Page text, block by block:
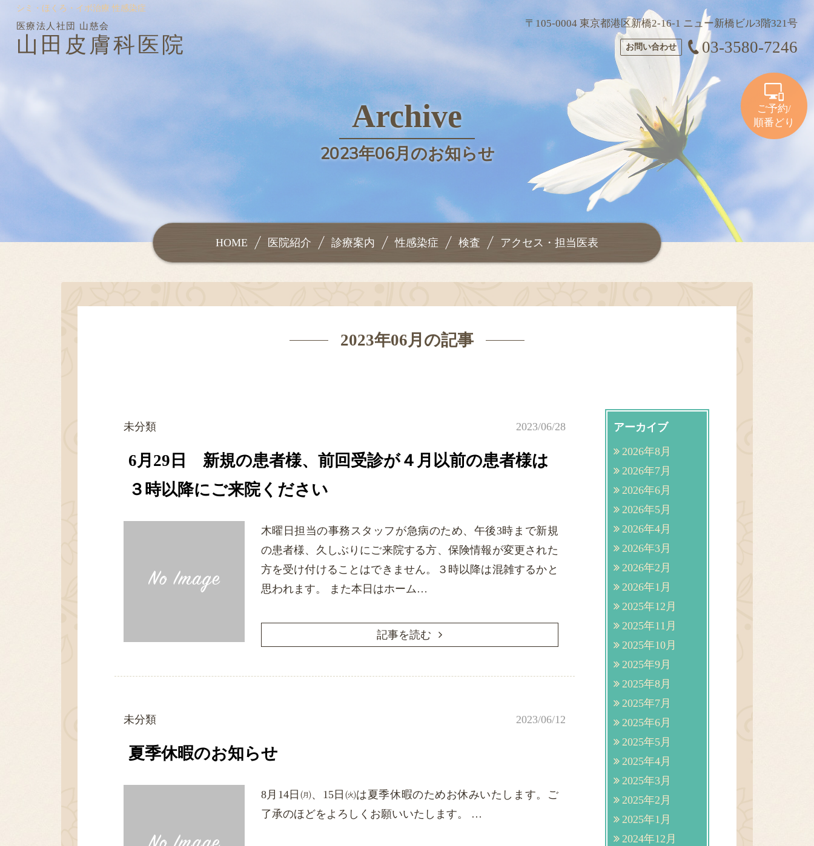
シミ・ほくろ・イボ治療 性感染症
医療法人社団 山慈会
山田皮膚科医院
〒105-0004 東京都港区新橋2-16-1 ニュー新橋ビル3階321号
お問い合わせ 03-3580-7246
Archive
2023年06月のお知らせ
HOME 医院紹介 診療案内 性感染症 検査 アクセス・担当医表
2023年06月の記事
6月29日 新規の患者様、前回受診が４月以前の患者様は
３時以降にご来院ください
未分類 2023/06/28
木曜日担当の事務スタッフが急病のため、午後3時まで新規
の患者様、久しぶりにご来院する方、保険情報が変更された
方を受け付けることはできません。３時以降は混雑するかと
思われます。 また本日はホーム…
記事を読む
夏季休暇のお知らせ
未分類 2023/06/12
8月14日㈪、15日㈫は夏季休暇のためお休みいたします。ご
了承のほどをよろしくお願いいたします。 …
アーカイブ
2026年8月
2026年7月
2026年6月
2026年5月
2026年4月
2026年3月
2026年2月
2026年1月
2025年12月
2025年11月
2025年10月
2025年9月
2025年8月
2025年7月
2025年6月
2025年5月
2025年4月
2025年3月
2025年2月
2025年1月
2024年12月
ご予約/
順番どり